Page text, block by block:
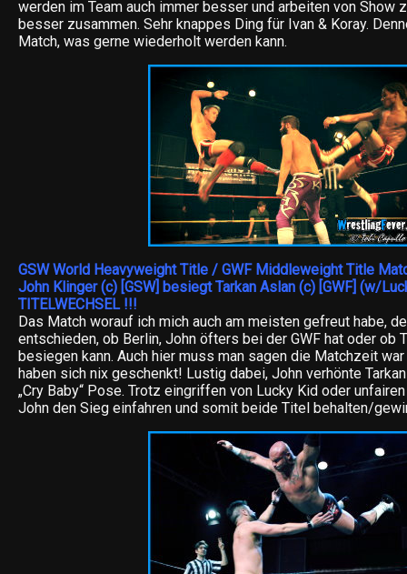
werden im Team auch immer besser und arbeiten von Show
besser zusammen. Sehr knappes Ding für Ivan & Koray.
Match, was gerne wiederholt werden kann.
GSW World Heavyweight Title / GWF Middleweight Title
John Klinger (c) [GSW] besiegt Tarkan Aslan (c) [GWF] (w/
TITELWECHSEL !!!
Das Match worauf ich mich auch am meisten gefreut habe,
entschieden, ob Berlin, John öfters bei der GWF hat oder ob
besiegen kann. Auch hier muss man sagen die Matchzeit
haben sich nix geschenkt! Lustig dabei, John verhönte
„Cry Baby“ Pose. Trotz eingriffen von Lucky Kid oder
John den Sieg einfahren und somit beide Titel behalten/